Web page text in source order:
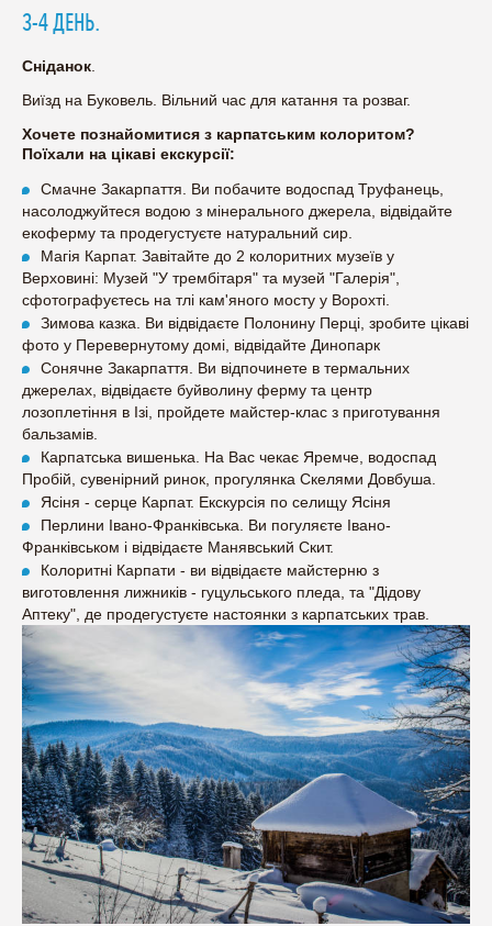
3-4 ДЕНЬ.
Сніданок.
Виїзд на Буковель. Вільний час для катання та розваг.
Хочете познайомитися з карпатським колоритом?
Поїхали на цікаві екскурсії:
Смачне Закарпаття. Ви побачите водоспад Труфанець,
насолоджуйтеся водою з мінерального джерела, відвідайте
екоферму та продегустуєте натуральний сир.
Магія Карпат. Завітайте до 2 колоритних музеїв у
Верховині: Музей "У трембітаря" та музей "Галерія",
сфотографуєтесь на тлі кам'яного мосту у Ворохті.
Зимова казка. Ви відвідаєте Полонину Перці, зробите цікаві
фото у Перевернутому домі, відвідайте Динопарк
Сонячне Закарпаття. Ви відпочинете в термальних
джерелах, відвідаєте буйволину ферму та центр
лозоплетіння в Ізі, пройдете майстер-клас з приготування
бальзамів.
Карпатська вишенька. На Вас чекає Яремче, водоспад
Пробій, сувенірний ринок, прогулянка Скелями Довбуша.
Ясіня - серце Карпат. Екскурсія по селищу Ясіня
Перлини Івано-Франківська. Ви погуляєте Івано-
Франківськом і відвідаєте Манявський Скит.
Колоритні Карпати - ви відвідаєте майстерню з
виготовлення лижників - гуцульського пледа, та "Дідову
Аптеку", де продегустуєте настоянки з карпатських трав.